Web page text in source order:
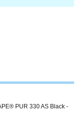
PUR 330 AS Black -